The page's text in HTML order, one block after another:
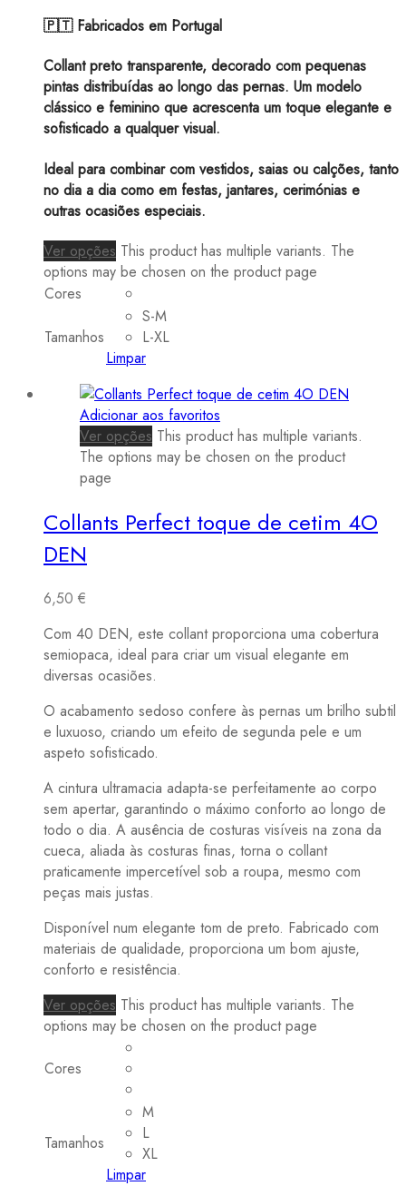
🇵🇹 Fabricados em Portugal
Collant preto transparente, decorado com pequenas
pintas distribuídas ao longo das pernas. Um modelo
clássico e feminino que acrescenta um toque elegante e
sofisticado a qualquer visual.
Ideal para combinar com vestidos, saias ou calções, tanto
no dia a dia como em festas, jantares, cerimónias e
outras ocasiões especiais.
Ver opções This product has multiple variants. The
options may be chosen on the product page
Cores
Tamanhos
S-M
L-XL
Limpar
Adicionar aos favoritos
Ver opções This product has multiple variants.
The options may be chosen on the product
page
Collants Perfect toque de cetim 4O
DEN
6,50 €
Com 40 DEN, este collant proporciona uma cobertura
semiopaca, ideal para criar um visual elegante em
diversas ocasiões.
O acabamento sedoso confere às pernas um brilho subtil
e luxuoso, criando um efeito de segunda pele e um
aspeto sofisticado.
A cintura ultramacia adapta-se perfeitamente ao corpo
sem apertar, garantindo o máximo conforto ao longo de
todo o dia. A ausência de costuras visíveis na zona da
cueca, aliada às costuras finas, torna o collant
praticamente impercetível sob a roupa, mesmo com
peças mais justas.
Disponível num elegante tom de preto. Fabricado com
materiais de qualidade, proporciona um bom ajuste,
conforto e resistência.
Ver opções This product has multiple variants. The
options may be chosen on the product page
Cores
Tamanhos
M
L
XL
Limpar